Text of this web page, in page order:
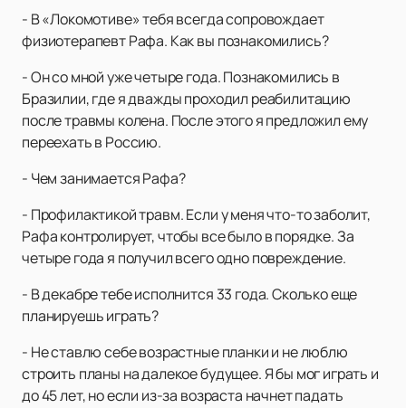
- В «Локомотиве» тебя всегда сопровождает
физиотерапевт Рафа. Как вы познакомились?
- Он со мной уже четыре года. Познакомились в
Бразилии, где я дважды проходил реабилитацию
после травмы колена. После этого я предложил ему
переехать в Россию.
- Чем занимается Рафа?
- Профилактикой травм. Если у меня что-то заболит,
Рафа контролирует, чтобы все было в порядке. За
четыре года я получил всего одно повреждение.
- В декабре тебе исполнится 33 года. Сколько еще
планируешь играть?
- Не ставлю себе возрастные планки и не люблю
строить планы на далекое будущее. Я бы мог играть и
до 45 лет, но если из-за возраста начнет падать